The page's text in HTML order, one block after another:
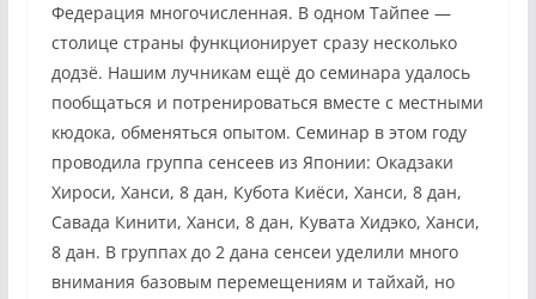
Федерация многочисленная. В одном Тайпее —
столице страны функционирует сразу несколько
додзё. Нашим лучникам ещё до семинара удалось
пообщаться и потренироваться вместе с местными
кюдока, обменяться опытом. Семинар в этом году
проводила группа сенсеев из Японии: Окадзаки
Хироси, Ханси, 8 дан, Кубота Киёси, Ханси, 8 дан,
Савада Кинити, Ханси, 8 дан, Кувата Хидэко, Ханси,
8 дан. В группах до 2 дана сенсеи уделили много
внимания базовым перемещениям и тайхай, но